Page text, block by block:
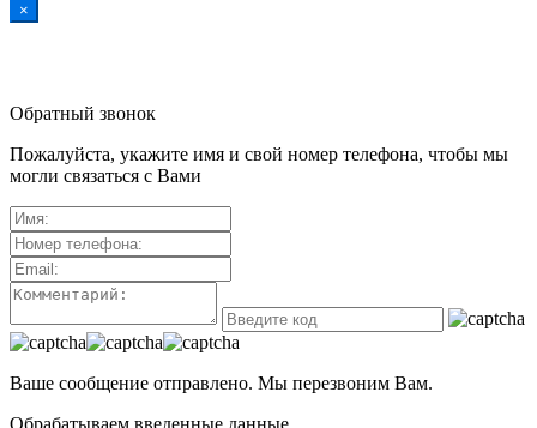
×
Обратный звонок
Пожалуйста, укажите имя и свой номер телефона, чтобы мы
могли связаться с Вами
Ваше сообщение отправлено. Мы перезвоним Вам.
Обрабатываем введенные данные...